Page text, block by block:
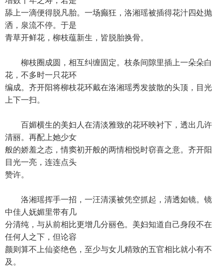
舔上一滴便得脱凡胎。一场癫狂，洛湘瑶被插得花汁四处抛
洒，泉流不停。于是
青草开鲜花，柳枝蕴新生，皆脱胎换骨。
柳枝圈成圆，相互纠缠固定。枝条间隙里插上一朵朵白
花，不多时一只花环
编成。齐开阳将柳枝花环戴在洛湘瑶秀发披散的头顶，目光
上下一扫。
百媚横生的美妇人在清淡雅致的花环映衬下，透出几许
清丽。再配上她少女
般的娇羞之态，情窦初开般的两情相悦时窃喜之意。齐开阳
目光一亮，连连点头
赞许。
洛湘瑶挥手一招，一汪清溪被凭空抓起，清透如镜。镜
中佳人妩媚里带有几
分清纯，与从前相比更增几分丽色。美妇知道自己身段不在
任何人之下，但论容
颜则算不上仙姿绝色，至少与女儿精致的五官相比就小有不
及。